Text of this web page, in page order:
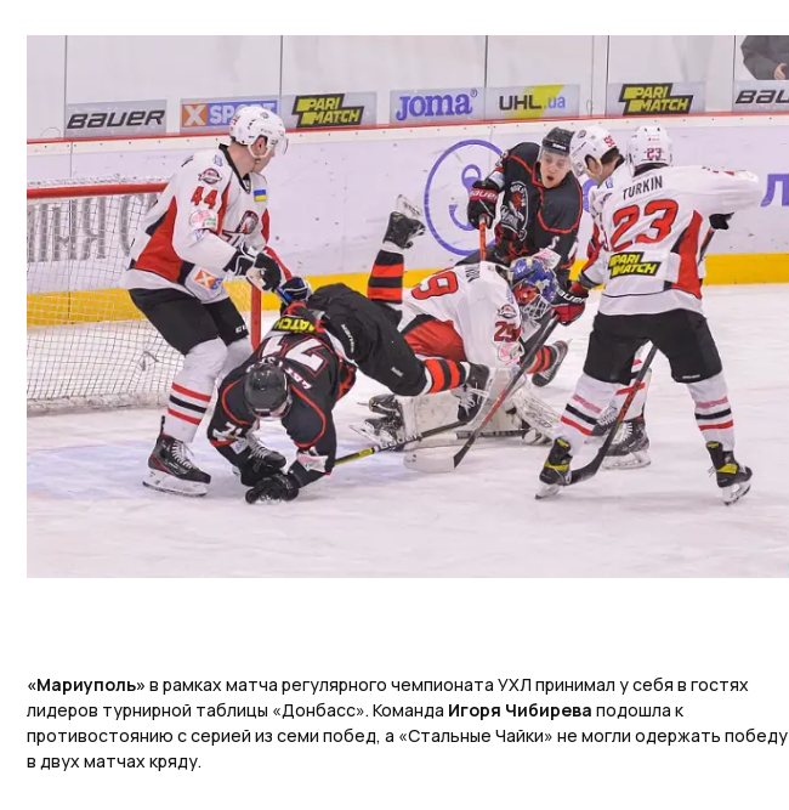
«Мариуполь» в рамках матча регулярного чемпионата УХЛ принимал у себя в гостях
лидеров турнирной таблицы «Донбасс». Команда Игоря Чибирева подошла к
противостоянию с серией из семи побед, а «Стальные Чайки» не могли одержать победу
в двух матчах кряду.